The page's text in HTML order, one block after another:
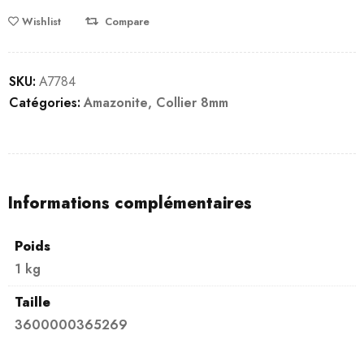
Wishlist Compare
SKU: A7784
Catégories: Amazonite, Collier 8mm
Informations complémentaires
Poids
1 kg
Taille
3600000365269